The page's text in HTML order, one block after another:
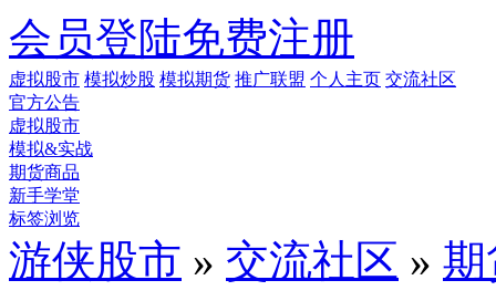
会员登陆免费注册
虚拟股市 模拟炒股 模拟期货 推广联盟 个人主页 交流社区
官方公告
虚拟股市
模拟&实战
期货商品
新手学堂
标签浏览
游侠股市 » 交流社区 » 期